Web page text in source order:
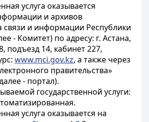
услуга оказывается
и архивов
связи и информации Республики
- Комитет) по адресу: г. Астана,
подъезд 14, кабинет 227,
www.mci.gov.kz, а также через
правительства»
- портал).
государственной услуги:
услуга оказывается на